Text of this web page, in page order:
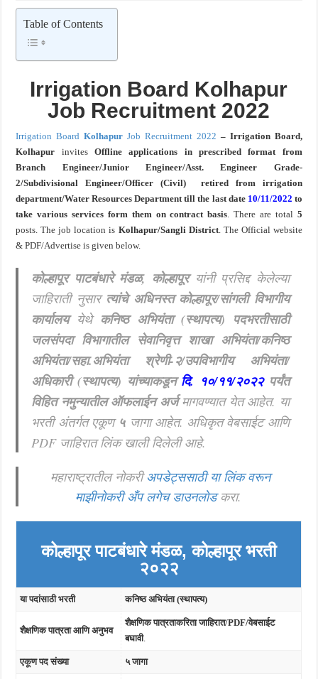
BOB PMO Professional – पदवीधर ; ५ पदभरतीं अंतर्गत नोकरीची संधी
Table of Contents
Irrigation Board Kolhapur
Job Recruitment 2022
Irrigation BoardKolhapurJob Recruitment 2022 – Irrigation Board,
Kolhapur invites Offline applications in prescribed format from
Branch Engineer/Junior Engineer/Asst. Engineer Grade-
2/Subdivisional Engineer/Officer (Civil) retired from irrigation
department/Water Resources Department till the last date10/11/2022 to
take various services form them on contract basis. There are total 5
posts. The job location is Kolhapur/SangliDistrict. The Official website
& PDF/Advertise is given below.
कोल्हापूर पाटबंधारे मंडळ, कोल्हापूर यांनी प्रसिद्द केलेल्या
जाहिराती नुसार त्यांचे अधिनस्त कोल्हापूर/सांगली विभागीय
कार्यालय येथे कनिष्ठ अभियंता (स्थापत्य) पदभरतीसाठी
जलसंपदा विभागातील सेवानिवृत्त शाखा अभियंता/कनिष्ठ
अभियंता/सहा.अभियंता श्रेणी-२/उपविभागीय अभियंता/
अधिकारी (स्थापत्य) यांच्याकडूनदि. १०/११/२०२२पर्यंत
विहित नमुन्यातील ऑफलाईन अर्जमागवण्यात येत आहेत. या
भरती अंतर्गत एकूण५जागा आहेत. अधिकृत वेबसाईट आणि
PDF जाहिरात लिंक खाली दिलेली आहे.
महाराष्ट्रातील नोकरीअपडेट्ससाठी या लिंक वरून
माझीनोकरी अँप लगेच डाउनलोडकरा.
कोल्हापूर पाटबंधारे मंडळ, कोल्हापूर भरती
२०२२
या पदांसाठी भरती कनिष्ठ अभियंता (स्थापत्य)
शैक्षणिक पात्रता आणि अनुभव
शैक्षणिक पात्रताकरिता जाहिरात/PDF/वेबसाईट
बघावी.
एकूण पद संख्या ५ जागा